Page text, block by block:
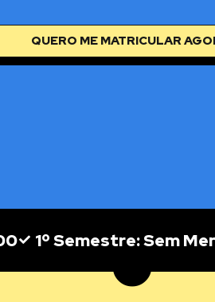
QUERO ME MATRICULAR
1º Semestre: Sem